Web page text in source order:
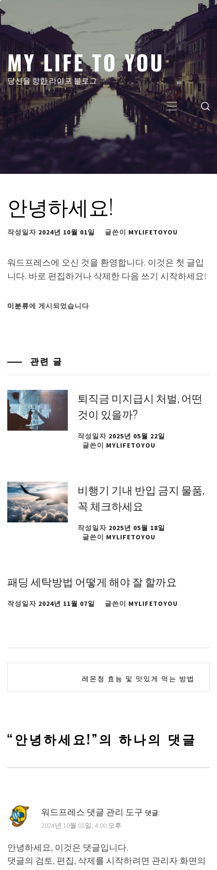
텐
건
뛰
기
MY LIFE TO YOU
당신을 향한 라이프 블로그
주
메
뉴
안녕하세요!
작성일자 2024년 10월 01일 글쓴이 MYLIFETOYOU
워드프레스에 오신 것을 환영합니다. 이것은 첫 글입
니다. 바로 편집하거나 삭제한 다음 쓰기 시작하세요!
미분류에 게시되었습니다
관련 글
퇴직금 미지급시 처벌, 어떤
것이 있을까?
작성일자 2025년 05월 22일
글쓴이 MYLIFETOYOU
비행기 기내 반입 금지 물품,
꼭 체크하세요
작성일자 2025년 05월 18일
글쓴이 MYLIFETOYOU
패딩 세탁방법 어떻게 해야 잘 할까요
작성일자 2024년 11월 07일 글쓴이 MYLIFETOYOU
탐
레몬청 효능 및 맛있게 먹는 방법
“안녕하세요!”의 하나의 댓글
워드프레스 댓글 관리 도구 댓글:
2024년 10월 01일, 4:00 오후
안녕하세요, 이것은 댓글입니다.
댓글의 검토, 편집, 삭제를 시작하려면 관리자 화면의